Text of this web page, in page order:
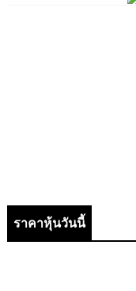
ราคาหุ้นวันนี้